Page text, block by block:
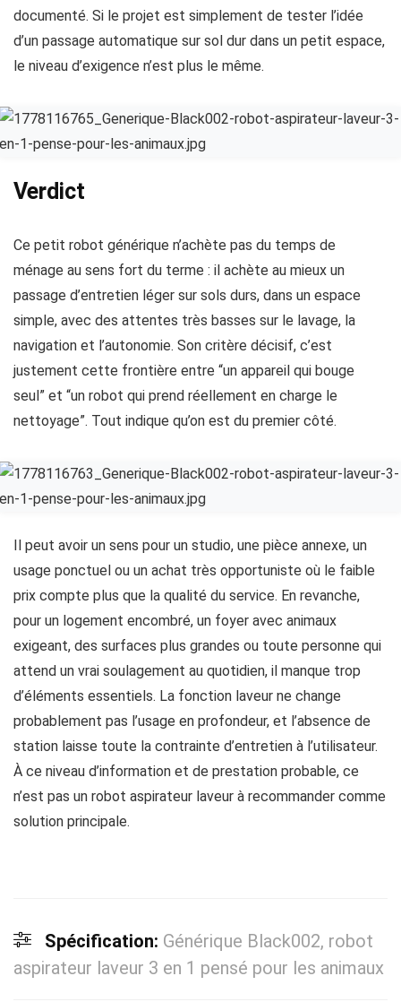
documenté. Si le projet est simplement de tester l’idée
d’un passage automatique sur sol dur dans un petit espace,
le niveau d’exigence n’est plus le même.
Verdict
Ce petit robot générique n’achète pas du temps de
ménage au sens fort du terme : il achète au mieux un
passage d’entretien léger sur sols durs, dans un espace
simple, avec des attentes très basses sur le lavage, la
navigation et l’autonomie. Son critère décisif, c’est
justement cette frontière entre “un appareil qui bouge
seul” et “un robot qui prend réellement en charge le
nettoyage”. Tout indique qu’on est du premier côté.
Il peut avoir un sens pour un studio, une pièce annexe, un
usage ponctuel ou un achat très opportuniste où le faible
prix compte plus que la qualité du service. En revanche,
pour un logement encombré, un foyer avec animaux
exigeant, des surfaces plus grandes ou toute personne qui
attend un vrai soulagement au quotidien, il manque trop
d’éléments essentiels. La fonction laveur ne change
probablement pas l’usage en profondeur, et l’absence de
station laisse toute la contrainte d’entretien à l’utilisateur.
À ce niveau d’information et de prestation probable, ce
n’est pas un robot aspirateur laveur à recommander comme
solution principale.
Spécification: Générique Black002, robot
aspirateur laveur 3 en 1 pensé pour les animaux